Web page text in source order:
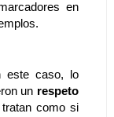
en
este caso, lo
un respeto
como si